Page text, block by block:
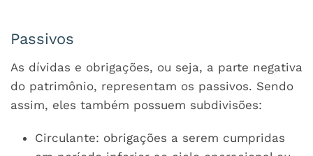
Passivos
As dívidas e obrigações, ou seja, a parte negativa
do patrimônio, representam os passivos. Sendo
assim, eles também possuem subdivisões:
Circulante: obrigações a serem cumpridas